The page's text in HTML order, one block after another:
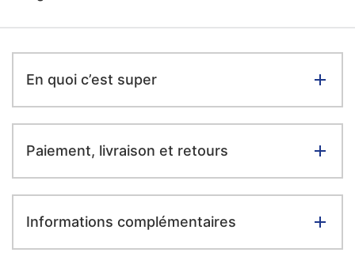
En quoi c’est super
Paiement, livraison et retours
Informations complémentaires